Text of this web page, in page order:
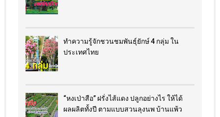
ทำความรู้จักชวนชมพันธุ์ยักษ์ 4 กลุ่ม ใน
ประเทศไทย
“หงเป่าสือ” ฝรั่งไส้แดง​ ปลูกอย่างไร​ ให้ได้
ผลผลิตทั้งปี ตามแบบสวนลุงนพ บ้านแพ้ว